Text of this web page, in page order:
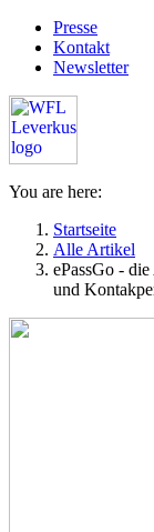
Presse
Kontakt
Newsletter
You are here:
Startseite
Alle Artikel
ePassGo -
und